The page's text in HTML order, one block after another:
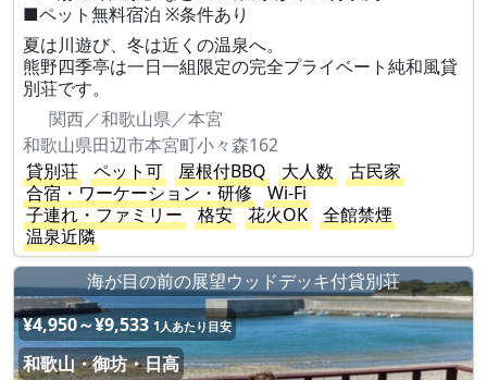
■ペット無料宿泊 ※条件あり
夏は川遊び、冬は近くの温泉へ。
熊野四季亭は一日一組限定の完全プライベート純和風貸
別荘です。
関西／和歌山県／本宮
和歌山県田辺市本宮町小々森162
貸別荘
ペット可 屋根付BBQ 大人数
古民家
合宿・ワーケーション・研修
Wi-Fi
子連れ・ファミリー
格安 花火OK
全館禁煙
温泉近隣
海が目の前の展望ウッドデッキ付貸別荘
¥4,950～¥9,533 1人あたり目安
和歌山・御坊・日高